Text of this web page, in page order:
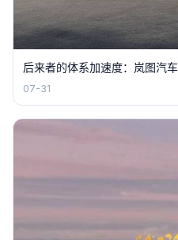
后来者的体系加速度：岚图汽
07-31